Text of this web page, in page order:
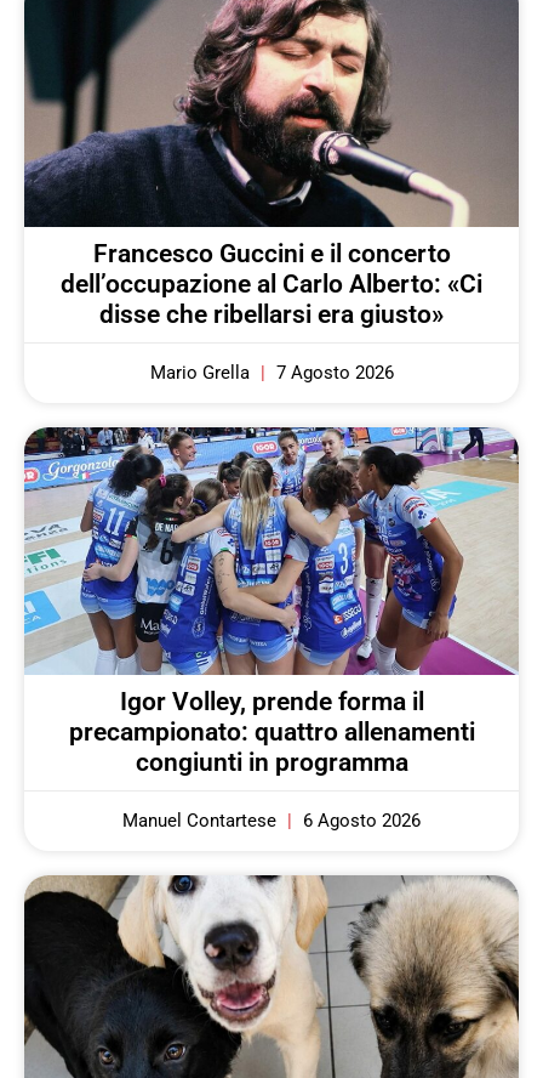
Francesco Guccini e il concerto
dell’occupazione al Carlo Alberto: «Ci
disse che ribellarsi era giusto»
Mario Grella 7 Agosto 2026
Igor Volley, prende forma il
precampionato: quattro allenamenti
congiunti in programma
Manuel Contartese 6 Agosto 2026